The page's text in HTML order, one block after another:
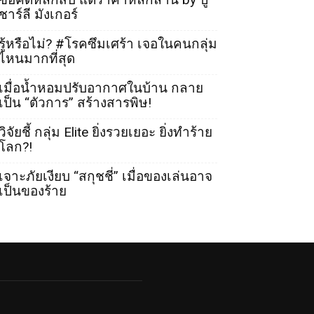
าร์ลี มังเกอร์
หรือไม่? #โรคซึมเศร้า เจอในคนกลุ่ม
หนมากที่สุด
มื่อน้ำหอมปรับอากาศในบ้าน กลาย
ป็น “ตัวการ” สร้างสารพิษ!
จัยชี้ กลุ่ม Elite ยิ่งรวยเยอะ ยิ่งทำร้าย
ลก?!
จาะภัยเงียบ “สกุชชี่” เมื่อของเล่นอาจ
ป็นของร้าย